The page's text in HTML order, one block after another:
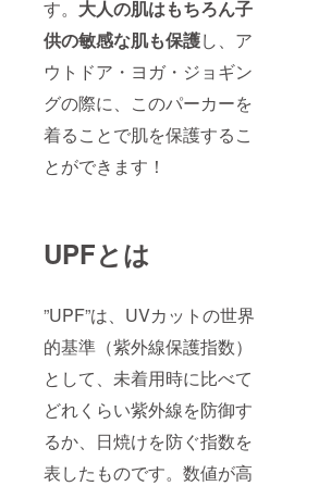
す。 大人の肌はもちろん子
供の敏感な肌も保護し、ア
ウトドア・ヨガ・ジョギン
グの際に、このパーカーを
着ることで肌を保護するこ
とができます！
UPFとは
”UPF”は、UVカットの世界
的基準（紫外線保護指数）
として、未着用時に比べて
どれくらい紫外線を防御す
るか、日焼けを防ぐ指数を
表したものです。数値が高